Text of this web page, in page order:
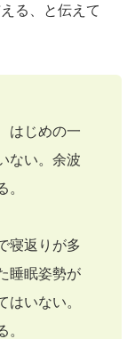
る、と伝えて
はじめの一
ない。余波
。
寝返りが多
睡眠姿勢が
はいない。
。